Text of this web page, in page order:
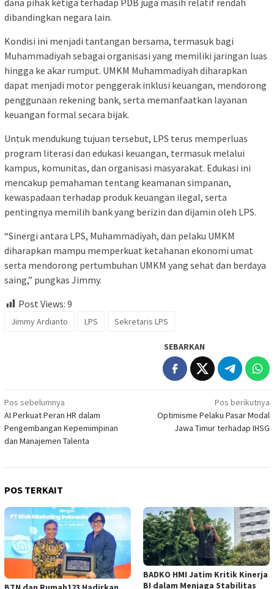
dibandingkan negara lain.
Kondisi ini menjadi tantangan bersama, termasuk bagi
Muhammadiyah sebagai organisasi yang memiliki jaringan luas
hingga ke akar rumput. UMKM Muhammadiyah diharapkan
dapat menjadi motor penggerak inklusi keuangan, mendorong
penggunaan rekening bank, serta memanfaatkan layanan
keuangan formal secara bijak.
Untuk mendukung tujuan tersebut, LPS terus memperluas
program literasi dan edukasi keuangan, termasuk melalui
kampus, komunitas, dan organisasi masyarakat. Edukasi ini
mencakup pemahaman tentang keamanan simpanan,
kewaspadaan terhadap produk keuangan ilegal, serta
pentingnya memilih bank yang berizin dan dijamin oleh LPS.
“Sinergi antara LPS, Muhammadiyah, dan pelaku UMKM
diharapkan mampu memperkuat ketahanan ekonomi umat
serta mendorong pertumbuhan UMKM yang sehat dan berdaya
saing,” pungkas Jimmy.
Post Views: 9
Jimmy Ardianto LPS Sekretaris LPS
SEBARKAN
Navigasi
pos
Pos sebelumnya
AI Perkuat Peran HR dalam
Pengembangan Kepemimpinan
dan Manajemen Talenta
Pos berikutnya
Optimisme Pelaku Pasar Modal
Jawa Timur terhadap IHSG
POS TERKAIT
BADKO HMI Jatim Kritik Kinerja
BI dalam Menjaga Stabilitas